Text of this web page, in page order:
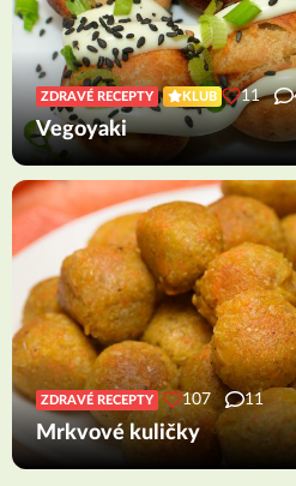
ZDRAVÉ RECEPTY KLUB 11
Vegoyaki
ZDRAVÉ RECEPTY 107 11
Mrkvové kuličky